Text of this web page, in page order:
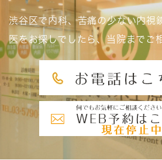
渋谷区で内科、苦痛の少ない内視
医をお探しでしたら、当院までご